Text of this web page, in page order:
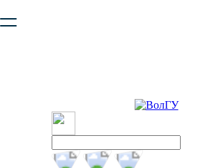
безопасную работу с сайтом. Пожалуйста